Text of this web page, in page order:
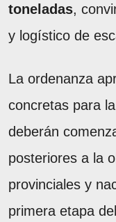
toneladas,
y logístico de
La ordenanza
concretas para
deberán
posteriores a la
provinciales y
primera etapa